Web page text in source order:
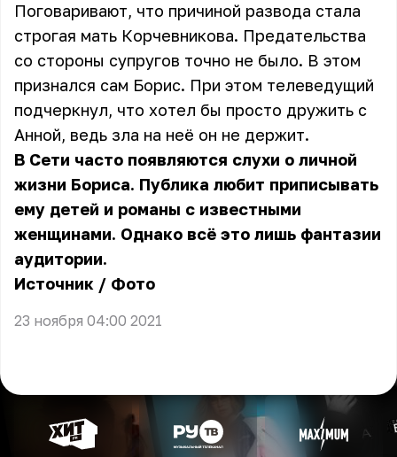
Поговаривают, что причиной развода стала
строгая мать Корчевникова. Предательства
со стороны супругов точно не было. В этом
признался сам Борис. При этом телеведущий
подчеркнул, что хотел бы просто дружить с
Анной, ведь зла на неё он не держит.
В Сети часто появляются слухи о личной
жизни Бориса. Публика любит приписывать
ему детей и романы с известными
женщинами. Однако всё это лишь фантазии
аудитории.
Источник / Фото
23 ноября 04:00 2021